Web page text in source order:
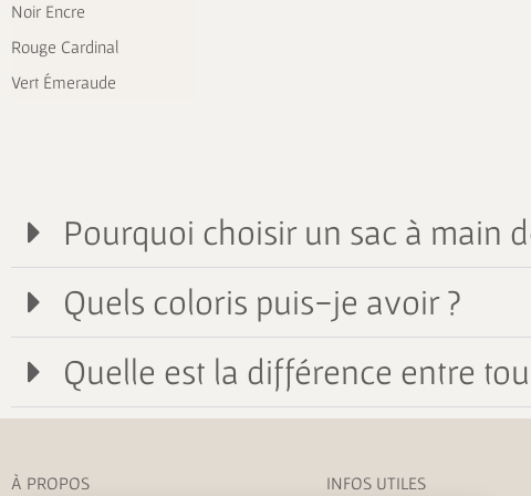
Noir Encre
Rouge Cardinal
Vert Émeraude
Pourquoi choisir un sac à main
Quels coloris puis-je avoir ?
Quelle est la différence entre
À PROPOS INFOS UTILES